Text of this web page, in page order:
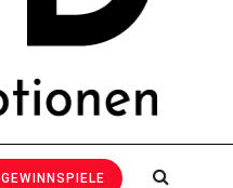
GEWINNSPIELE